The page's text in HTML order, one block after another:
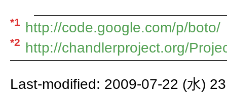
*1 http://code.google.com/p/boto/
*2 http://chandlerproject.org/
Last-modified: 2009-07-22 (水)